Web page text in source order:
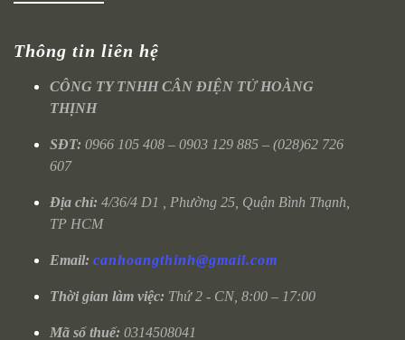
Thông tin liên hệ
CÔNG TY TNHH CÂN ĐIỆN TỬ HOÀNG
THỊNH
SĐT: 0966 105 408 – 0903 129 885 – (028)62 726
607
Địa chỉ: 4/36/4 D1 , Phường 25, Quận Bình Thạnh,
TP HCM
Email: canhoangthinh@gmail.com
Thời gian làm việc: Thứ 2 - CN, 8:00 – 17:00
Mã số thuế: 0314508041